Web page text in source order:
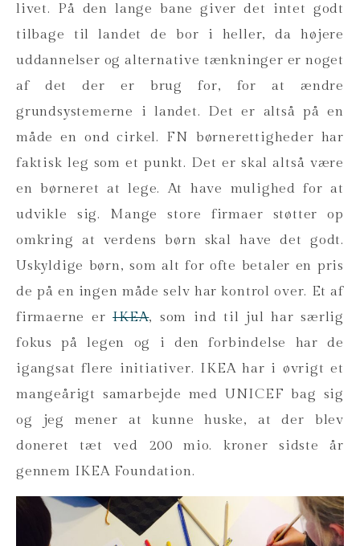
livet. På den lange bane giver det intet godt
tilbage til landet de bor i heller, da højere
uddannelser og alternative tænkninger er noget
af det der er brug for, for at ændre
grundsystemerne i landet. Det er altså på en
måde en ond cirkel. FN børnerettigheder har
faktisk leg som et punkt. Det er skal altså være
en børneret at lege. At have mulighed for at
udvikle sig. Mange store firmaer støtter op
omkring at verdens børn skal have det godt.
Uskyldige børn, som alt for ofte betaler en pris
de på en ingen måde selv har kontrol over. Et af
firmaerne erIKEA, som ind til jul har særlig
fokus på legen og i den forbindelse har de
igangsat flere initiativer. IKEA har i øvrigt et
mangeårigt samarbejde med UNICEF bag sig
og jeg mener at kunne huske, at der blev
doneret tæt ved 200 mio. kroner sidste år
gennem IKEA Foundation.